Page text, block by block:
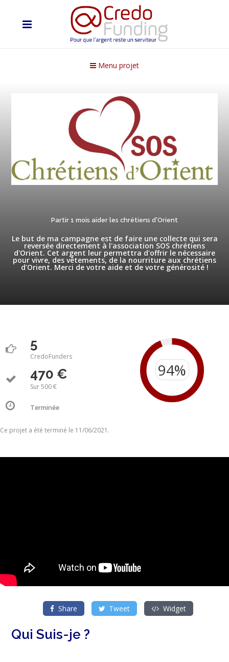
Menu projet
Partir 1 mois aider les chrétiens d'Orient
Le but de ma campagne est de faire une collecte qui sera
reversée directement à l'association SOS chrétiens
d'Orient. Cet argent leur permettra d'offrir le nécessaire
pour vivre, des vêtements, de la nourriture aux chrétiens
d'Orient. Merci de votre aide et de votre générosité !
5
CredoFunders
470 €
Sur 500 €
Terminée
Ce projet a été terminé le 11/06/2021.
Share Tweet Widget
Qui Suis-je ?